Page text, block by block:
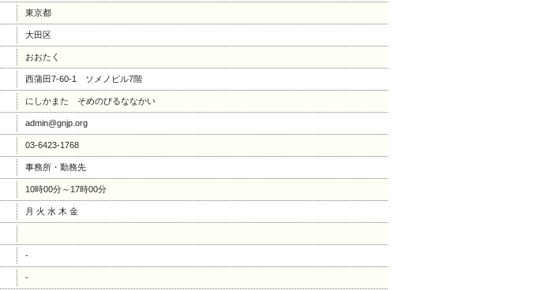
東京都
大田区
おおたく
西蒲田7-60-1 ソメノビル7階
にしかまた そめのびるななかい
admin@gnjp.org
03-6423-1768
事務所・勤務先
10時00分～17時00分
月 火 水 木 金
-
-